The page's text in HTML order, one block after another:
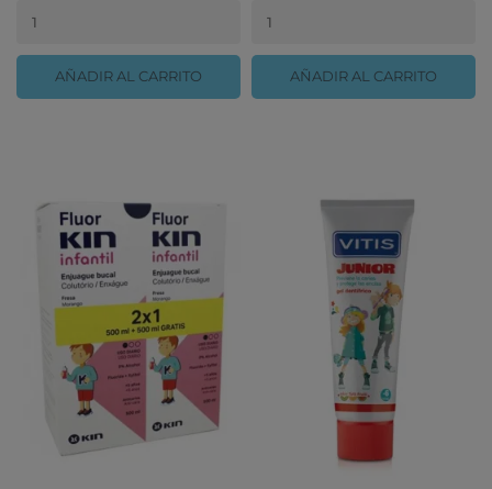
AÑADIR AL CARRITO AÑADIR AL CARRITO